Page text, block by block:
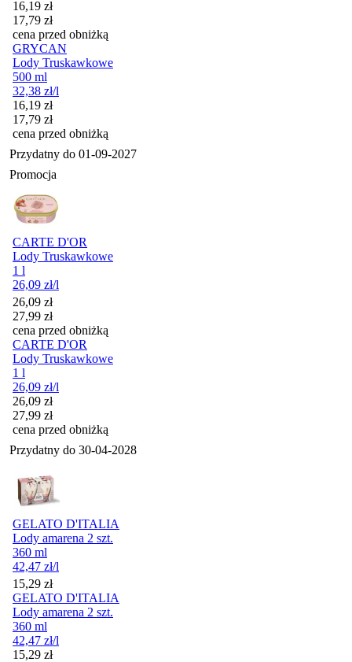
Cena promocyjna
16,19 zł
17,79 zł
cena przed obniżką
GRYCAN
Lody Truskawkowe
500 ml
32,38 zł/l
Cena promocyjna
16,19 zł
17,79 zł
cena przed obniżką
Przydatny do 01-09-2027
Promocja
CARTE D'OR
Lody Truskawkowe
1 l
26,09 zł/l
Cena promocyjna
26,09 zł
27,99 zł
cena przed obniżką
CARTE D'OR
Lody Truskawkowe
1 l
26,09 zł/l
Cena promocyjna
26,09 zł
27,99 zł
cena przed obniżką
Przydatny do 30-04-2028
GELATO D'ITALIA
Lody amarena 2 szt.
360 ml
42,47 zł/l
Cena
15,29 zł
GELATO D'ITALIA
Lody amarena 2 szt.
360 ml
42,47 zł/l
Cena
15,29 zł